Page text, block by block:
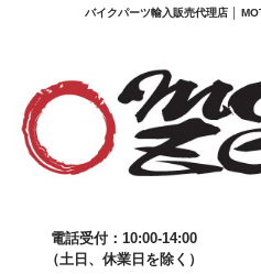
バイクパーツ輸入販売代理店 │
電話受付：10:00-14:00
（土日、休業日を除く）